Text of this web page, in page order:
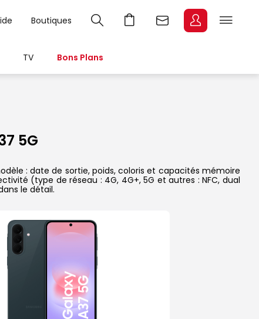
Boutiques
TV Bons Plans
5G
: date de sortie, poids, coloris et capacités mémoire
(type de réseau : 4G, 4G+, 5G et autres : NFC, dual
le détail.